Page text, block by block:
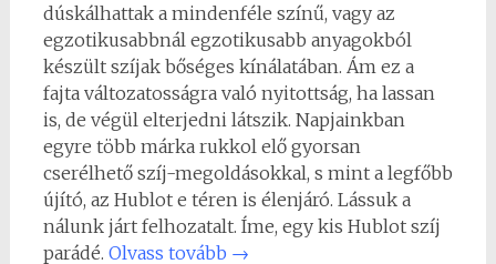
dúskálhattak a mindenféle színű, vagy az
egzotikusabbnál egzotikusabb anyagokból
készült szíjak bőséges kínálatában. Ám ez a
fajta változatosságra való nyitottság, ha lassan
is, de végül elterjedni látszik. Napjainkban
egyre több márka rukkol elő gyorsan
cserélhető szíj-megoldásokkal, s mint a legfőbb
újító, az Hublot e téren is élenjáró. Lássuk a
nálunk járt felhozatalt. Íme, egy kis Hublot szíj
parádé. Olvass tovább →